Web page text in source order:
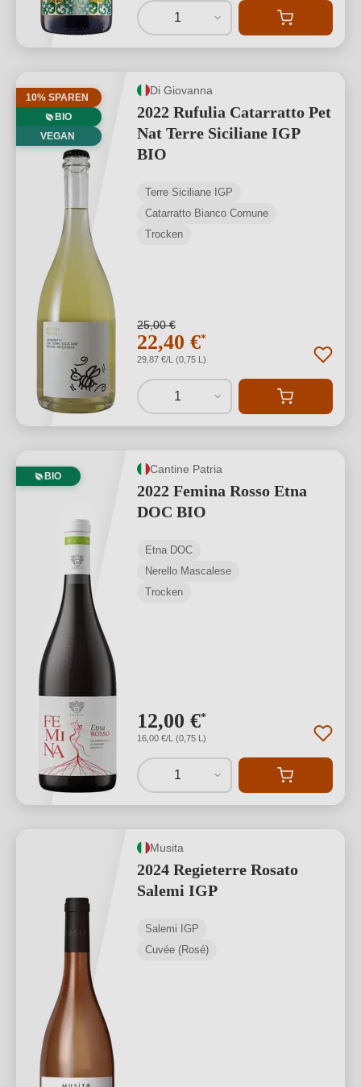
1
10% SPAREN
BIO
VEGAN
Di Giovanna
2022 Rufulia Catarratto Pet
Nat Terre Siciliane IGP
BIO
Terre Siciliane IGP
Catarratto Bianco Comune
Trocken
25,00 €
22,40 €*
29,87 €/L (0,75 L)
1
BIO
Cantine Patria
2022 Femina Rosso Etna
DOC BIO
Etna DOC
Nerello Mascalese
Trocken
12,00 €*
16,00 €/L (0,75 L)
1
Musita
2024 Regieterre Rosato
Salemi IGP
Salemi IGP
Cuvée (Rosé)